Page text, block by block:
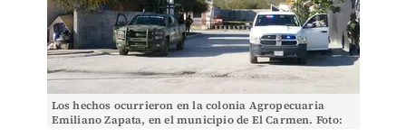
Los hechos ocurrieron en la colonia Agropecuaria
Emiliano Zapata, en el municipio de El Carmen. Foto: